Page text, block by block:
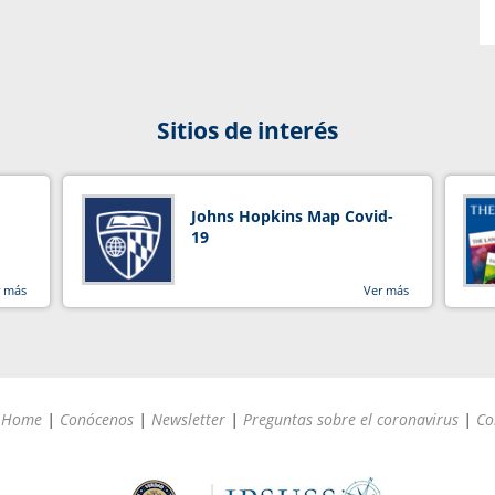
Sitios de interés
más
Johns Hopkins Map Covid-
19
Ver más
Home | Conócenos | Newsletter | Preguntas sobre el coronavirus |